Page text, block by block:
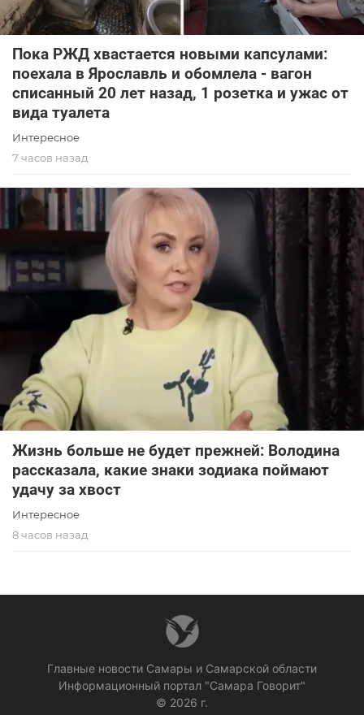
Пока РЖД хвастается новыми капсулами:
поехала в Ярославль и обомлела - вагон
списанный 20 лет назад, 1 розетка и ужас от
вида туалета
Интересное
7 часов назад
Жизнь больше не будет прежней: Володина
рассказала, какие знаки зодиака поймают
удачу за хвост
Интересное
8 часов назад
Главные новости Самары и Самарской области
Информационный портал "Самара Говорит"
© 2026 г.